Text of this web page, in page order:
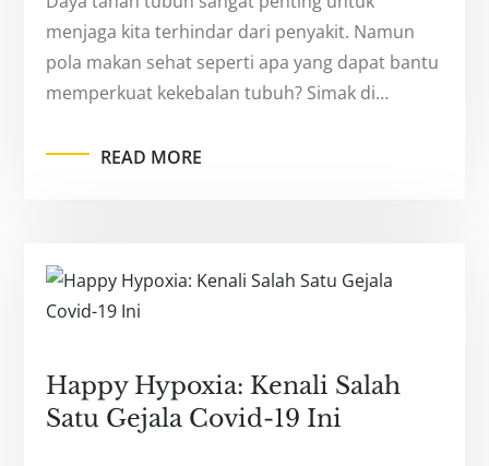
menjaga kita terhindar dari penyakit. Namun
pola makan sehat seperti apa yang dapat bantu
memperkuat kekebalan tubuh? Simak di…
READ MORE
Happy Hypoxia: Kenali Salah
Satu Gejala Covid-19 Ini